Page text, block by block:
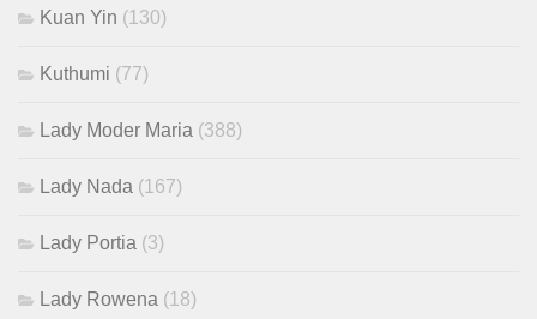
Kuan Yin (130)
Kuthumi (77)
Lady Moder Maria (388)
Lady Nada (167)
Lady Portia (3)
Lady Rowena (18)